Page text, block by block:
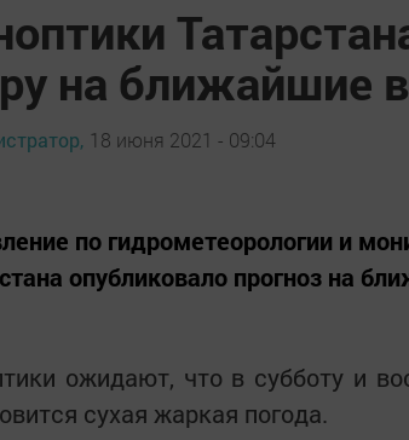
на ближайшие
18 июня 2021 - 09:04
по гидрометеорологии и
опубликовало прогноз на
ожидают, что в субботу и
сухая жаркая погода.